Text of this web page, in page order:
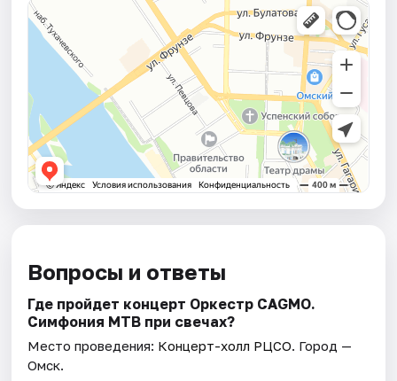
Вопросы и ответы
Где пройдет концерт Оркестр CAGMO.
Симфония МТВ при свечах?
Место проведения: Концерт-холл РЦСО. Город —
Омск.